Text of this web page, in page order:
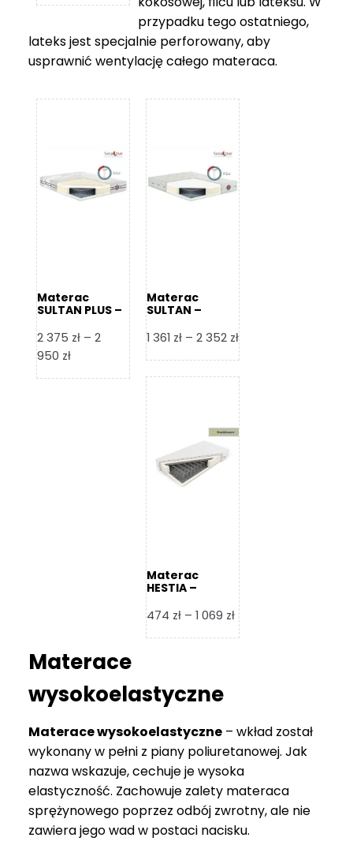
1
219 zł
do
119 zł
przypadku tego ostatniego,
lateks jest specjalnie perforowany, aby
usprawnić wentylację całego materaca.
Materac
SULTAN PLUS –
2 375 zł – 2
950 złZakres
Materac
SULTAN –
1 361 zł – 2 352 złZakres
cen:
od
1
361 zł
do
2
352 zł
Materac
HESTIA –
474 zł – 1 069 złZakres
cen:
069 zł
Materace
wysokoelastyczne
Materace wysokoelastyczne – wkład został
wykonany w pełni z piany poliuretanowej. Jak
nazwa wskazuje, cechuje je wysoka
elastyczność. Zachowuje zalety materaca
sprężynowego poprzez odbój zwrotny, ale nie
zawiera jego wad w postaci nacisku.